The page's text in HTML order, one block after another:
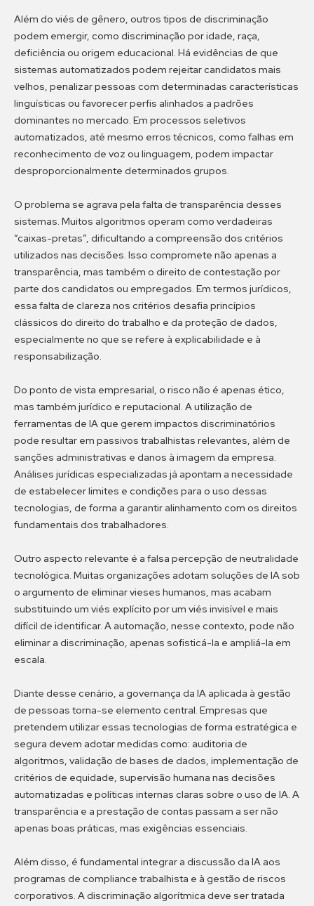
Além do viés de gênero, outros tipos de discriminação
podem emergir, como discriminação por idade, raça,
deficiência ou origem educacional. Há evidências de que
sistemas automatizados podem rejeitar candidatos mais
velhos, penalizar pessoas com determinadas características
linguísticas ou favorecer perfis alinhados a padrões
dominantes no mercado. Em processos seletivos
automatizados, até mesmo erros técnicos, como falhas em
reconhecimento de voz ou linguagem, podem impactar
desproporcionalmente determinados grupos.
O problema se agrava pela falta de transparência desses
sistemas. Muitos algoritmos operam como verdadeiras
“caixas-pretas”, dificultando a compreensão dos critérios
utilizados nas decisões. Isso compromete não apenas a
transparência, mas também o direito de contestação por
parte dos candidatos ou empregados. Em termos jurídicos,
essa falta de clareza nos critérios desafia princípios
clássicos do direito do trabalho e da proteção de dados,
especialmente no que se refere à explicabilidade e à
responsabilização.
Do ponto de vista empresarial, o risco não é apenas ético,
mas também jurídico e reputacional. A utilização de
ferramentas de IA que gerem impactos discriminatórios
pode resultar em passivos trabalhistas relevantes, além de
sanções administrativas e danos à imagem da empresa.
Análises jurídicas especializadas já apontam a necessidade
de estabelecer limites e condições para o uso dessas
tecnologias, de forma a garantir alinhamento com os direitos
fundamentais dos trabalhadores.
Outro aspecto relevante é a falsa percepção de neutralidade
tecnológica. Muitas organizações adotam soluções de IA sob
o argumento de eliminar vieses humanos, mas acabam
substituindo um viés explícito por um viés invisível e mais
difícil de identificar. A automação, nesse contexto, pode não
eliminar a discriminação, apenas sofisticá-la e ampliá-la em
escala.
Diante desse cenário, a governança da IA aplicada à gestão
de pessoas torna-se elemento central. Empresas que
pretendem utilizar essas tecnologias de forma estratégica e
segura devem adotar medidas como: auditoria de
algoritmos, validação de bases de dados, implementação de
critérios de equidade, supervisão humana nas decisões
automatizadas e políticas internas claras sobre o uso de IA. A
transparência e a prestação de contas passam a ser não
apenas boas práticas, mas exigências essenciais.
Além disso, é fundamental integrar a discussão da IA aos
programas de compliance trabalhista e à gestão de riscos
corporativos. A discriminação algorítmica deve ser tratada